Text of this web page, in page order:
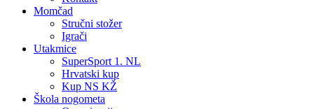
Momčad
Stručni stožer
Igrači
Utakmice
SuperSport 1. NL
Hrvatski kup
Kup NS KŽ
Škola nogometa